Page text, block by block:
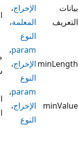
بيانات
التعريف
الإخراج،
المعلمة،
النوع
minLength
param،
الإخراج،
النوع
minValue
param،
الإخراج،
النوع